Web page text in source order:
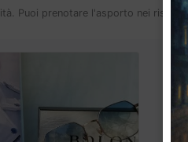
Puoi prenotare l'asporto nei